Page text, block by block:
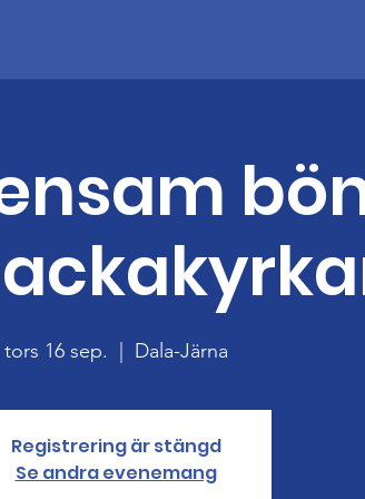
tors 16 sep. Dala-Järna
Registrering är stängd
Se andra evenemang